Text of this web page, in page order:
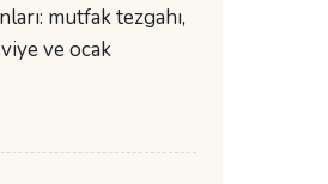
mutfak tezgahı,
ve ocak